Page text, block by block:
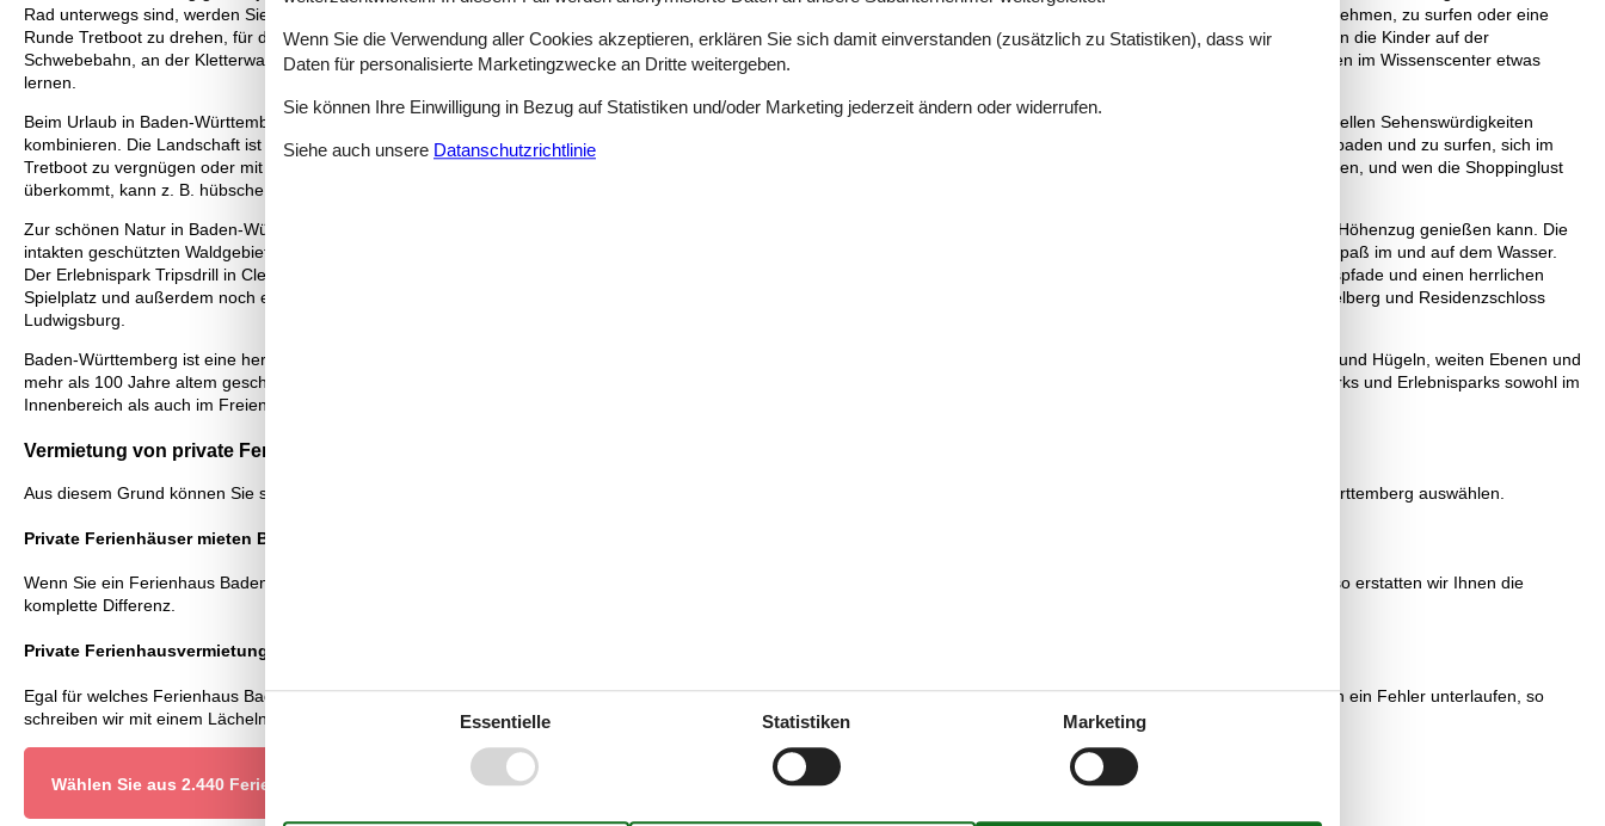
Rad unterwegs sind, werden Sie das gut ausgebaute Netz aus Radwegen durch die hübsche Landschaft zu schätzen wissen. Wer Lust hat zu baden, eine Kanutour zu unternehmen, zu surfen oder eine
Runde Tretboot zu drehen, für den sind der Bodensee und die übrigen Seen und Flüsse dieser Gegend ein echtes Wasser-Eldorado. Im Indoor-Freizeitpark Sensapolis können die Kinder auf der
Schwebebahn, an der Kletterwand und auf Rutschen eine aufregende Zeit verbringen, es sich im Raumschiff und auf dem Märchenschloss gemütlich machen - und alle können im Wissenscenter etwas
lernen.
Beim Urlaub in Baden-Württemberg können Sie einzigartige Naturerlebnisse mit Aktivurlaub, Spaß und Erlebnissen für Kinder und alle Junggebliebenen, Stadtleben und kulturellen Sehenswürdigkeiten
kombinieren. Die Landschaft ist von einem umfangreichen Netz aus Rad- und Wanderwegen durchzogen, und die Seen und Flüsse dieser Gegend sind perfekte Orte, um zu baden und zu surfen, sich im
Tretboot zu vergnügen oder mit dem Kanu zu paddeln. Hier finden Sie Erlebnis- und Freizeitparks sowohl im Innenbereich als auch im Freien, historische Schlösser und Museen, und wen die Shoppinglust
überkommt, kann z. B. hübsche Städte wie Heidelberg, Stuttgart, Freiburg, Karlsruhe und Mannheim besuchen.
Zur schönen Natur in Baden-Württemberg gehören mehrere Naturparks, u. a. der Nationalpark Schwarzwald, wo man von den Bergen den Blick auf die Rheinebene und den Höhenzug genießen kann. Die
intakten geschützten Waldgebiete sind mehr als 100 Jahre alt. Weitere tolle Erlebnisse erwarten Sie an Seen und Flüssen, und u. a. der Bodensee ist ideal für alle Arten von Spaß im und auf dem Wasser.
Der Erlebnispark Tripsdrill in Cleebronn ist ein schöner Ort, um einen Tag gemeinsam mit der Familie zu verbringen. Hier gibt es mehr als 100 Vergnügungsangebote, Erlebnispfade und einen herrlichen
Spielplatz und außerdem noch ein Wildparadies mit jeder Menge Tieren. Schauen Sie gerne auch mal auf den historischen Schlössern der Gegend vorbei, z. B. Schloss Heidelberg und Residenzschloss
Ludwigsburg.
Baden-Württemberg ist eine herrliche Region für den Familienurlaub. Hier ist für jedes Interesse und jeden Geschmack etwas dabei, z. B. die hübsche Landschaft mit Bergen und Hügeln, weiten Ebenen und
mehr als 100 Jahre altem geschütztem Wald. An Seen und Flüssen kann man alle möglichen Freizeitaktivitäten im und auf dem Wasser ausüben, es gibt Freizeitparks, Tierparks und Erlebnisparks sowohl im
Innenbereich als auch im Freien, historische Schlösser und Museen - und schöne Städte mit Shoppingmöglichkeiten, kulturellen Angeboten und gemütlichen Cafés.
Vermietung von private Ferienhäuser Baden-Württemberg: Ihre Vorteile
Aus diesem Grund können Sie sich innerhalb kurzer Zeit einen Überblick über alle Angebote verschaffen und ganz schnell das genau richtige Ferienhaus zur Miete Baden-Württemberg auswählen.
Private Ferienhäuser mieten Baden-Württemberg: Preisgarantie
Wenn Sie ein Ferienhaus Baden-Württemberg privat mieten, sind Sie von unserer Preisgarantie abgedeckt. Sollte ein Angebot bei der Preiskontrolle übersehen worden sein, so erstatten wir Ihnen die
komplette Differenz.
Private Ferienhausvermietung Baden-Württemberg: Kundenabteilung
Egal für welches Ferienhaus Baden-Württemberg privat Sie sich entschließen, sind Sie immer von der Preisgarantie von Vacasol eingedeckt. Sollte unserer Preiskontrolle doch ein Fehler unterlaufen, so
schreiben wir mit einem Lächeln die Differenz auf Ihrem Konto gut.
Wählen Sie aus 2.440 Ferienhäusern
Wenn Sie die Verwendung aller Cookies akzeptieren, erklären Sie sich damit einverstanden (zusätzlich zu Statistiken), dass wir
Daten für personalisierte Marketingzwecke an Dritte weitergeben.
Sie können Ihre Einwilligung in Bezug auf Statistiken und/oder Marketing jederzeit ändern oder widerrufen.
Siehe auch unsere Datanschutzrichtlinie
Essentielle Statistiken Marketing